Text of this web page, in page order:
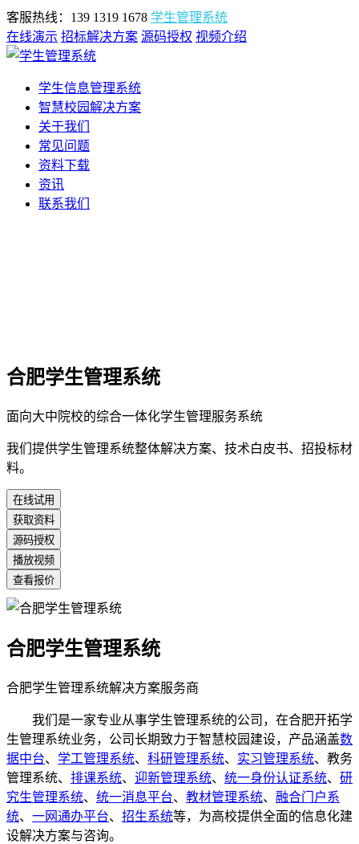
客服热线：139 1319 1678 学生管理系统
在线演示 招标解决方案 源码授权 视频介绍
学生信息管理系统
智慧校园解决方案
关于我们
常见问题
资料下载
资讯
联系我们
合肥学生管理系统
面向大中院校的综合一体化学生管理服务系统
我们提供学生管理系统整体解决方案、技术白皮书、招投标材
料。
在线试用
获取资料
源码授权
播放视频
查看报价
合肥学生管理系统
合肥学生管理系统解决方案服务商
我们是一家专业从事学生管理系统的公司，在合肥开拓学
生管理系统业务，公司长期致力于智慧校园建设，产品涵盖数
据中台、 学工管理系统、 科研管理系统、 实习管理系统、教务
管理系统、 排课系统、 迎新管理系统、 统一身份认证系统、 研
究生管理系统、 统一消息平台、 教材管理系统、 融合门户系
统、 一网通办平台、 招生系统等，为高校提供全面的信息化建
设解决方案与咨询。